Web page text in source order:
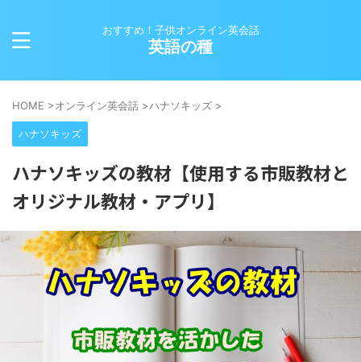
おすすめ！子供オンライン英会話
英語の種
HOME >オンライン英会話 >ハナソキッズ >
ハナソキッズ
ハナソキッズの教材【使用する市販教材と
オリジナル教材・アプリ】